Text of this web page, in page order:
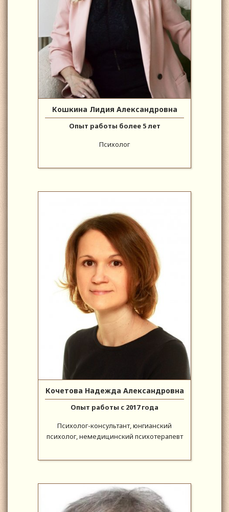
Кошкина Лидия Александровна
Опыт работы более 5 лет
Психолог
Кочетова Надежда Александровна
Опыт работы с 2017 года
Психолог-консультант, юнгианский
психолог, немедицинский психотерапевт